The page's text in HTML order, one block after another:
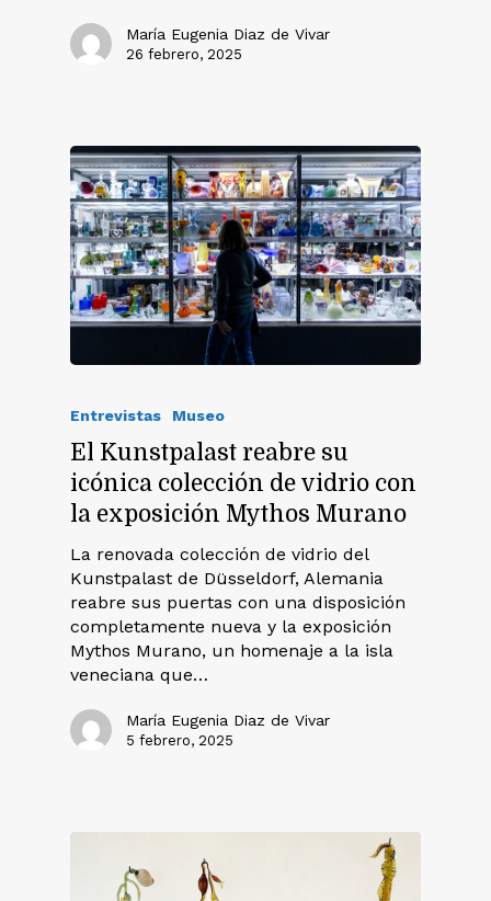
María Eugenia Diaz de Vivar
26 febrero, 2025
Entrevistas Museo
El Kunstpalast reabre su
icónica colección de vidrio con
la exposición Mythos Murano
La renovada colección de vidrio del
Kunstpalast de Düsseldorf, Alemania
reabre sus puertas con una disposición
completamente nueva y la exposición
Mythos Murano, un homenaje a la isla
veneciana que…
María Eugenia Diaz de Vivar
5 febrero, 2025